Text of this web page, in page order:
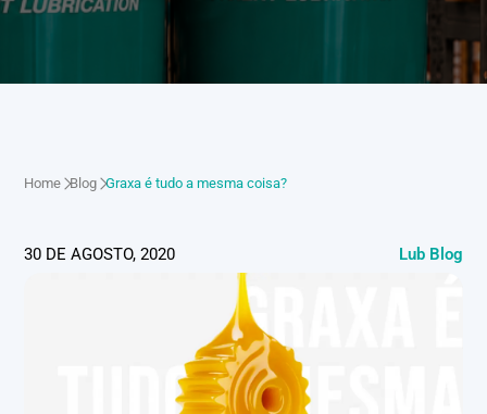
Home Blog Graxa é tudo a mesma coisa?
30 DE AGOSTO, 2020 Lub Blog